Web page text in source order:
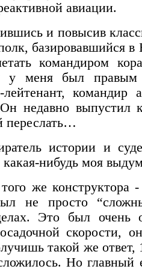
авиации.
и повысив
базировавшийся
командиром
у меня был
командир
недавно выпустил
переслать…
истории и судеб
нибудь моя
же
не просто
Это был очень
скорости,
такой же ответ,
Но главный